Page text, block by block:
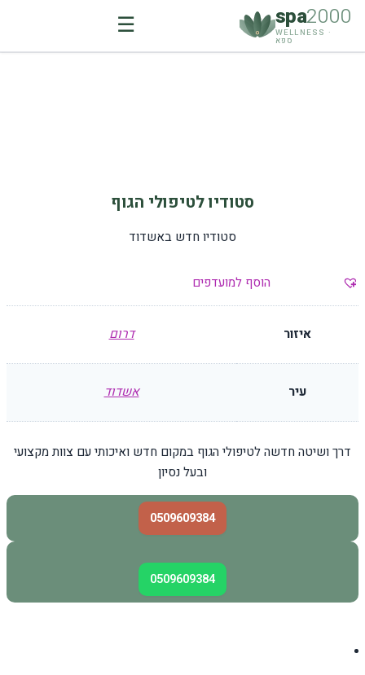
spa2000
WELLNESS ·
ספא ☰
סטודיו לטיפולי הגוף
סטודיו חדש באשדוד
הוסף למועדפים
איזור דרום
עיר אשדוד
דרך ושיטה חדשה לטיפולי הגוף במקום חדש ואיכותי עם צוות מקצועי
ובעל נסיון
0509609384
0509609384